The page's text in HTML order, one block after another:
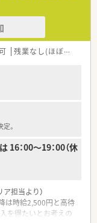
常に明るくスタッフ
です。
らずスタッフ全員が
築いています。
境が整っており新人
ながら幅広い知識を
機会が多く地域医療
じられます。
く働けます。
残業なし(ほぼなし含む)
。
：00～19：00（休
担当より）
は時給2,500円と高待
を得たいとお考えの